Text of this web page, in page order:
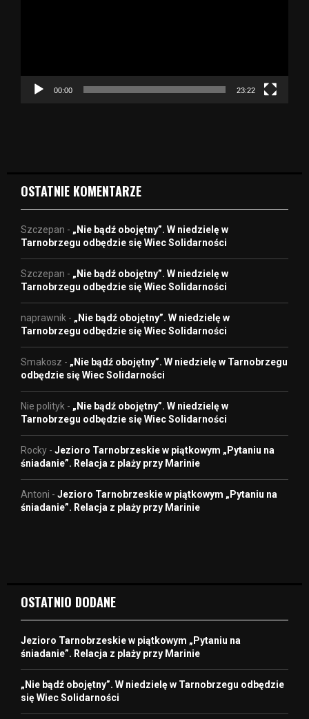
c
00:00 23:22
OSTATNIE KOMENTARZE
Szczepan - „Nie bądź obojętny”. W niedzielę w
Tarnobrzegu odbędzie się Wiec Solidarności
Szczepan - „Nie bądź obojętny”. W niedzielę w
Tarnobrzegu odbędzie się Wiec Solidarności
naprawnik - „Nie bądź obojętny”. W niedzielę w
Tarnobrzegu odbędzie się Wiec Solidarności
Smakosz - „Nie bądź obojętny”. W niedzielę w Tarnobrzegu
odbędzie się Wiec Solidarności
Nie polityk - „Nie bądź obojętny”. W niedzielę w
Tarnobrzegu odbędzie się Wiec Solidarności
Rocky - Jezioro Tarnobrzeskie w piątkowym „Pytaniu na
śniadanie”. Relacja z plaży przy Marinie
Antoni - Jezioro Tarnobrzeskie w piątkowym „Pytaniu na
śniadanie”. Relacja z plaży przy Marinie
OSTATNIO DODANE
Jezioro Tarnobrzeskie w piątkowym „Pytaniu na
śniadanie”. Relacja z plaży przy Marinie
„Nie bądź obojętny”. W niedzielę w Tarnobrzegu odbędzie
się Wiec Solidarności